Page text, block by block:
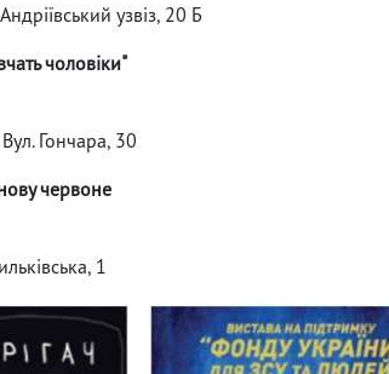
узвіз, 20 Б
чоловіки"
Гончара, 30
червоне
1